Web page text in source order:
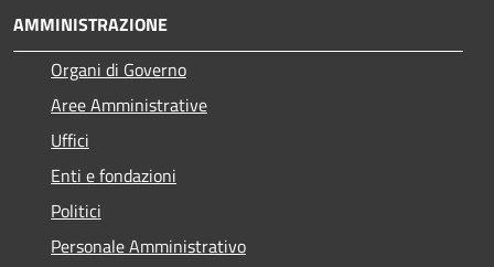
AMMINISTRAZIONE
Organi di Governo
Aree Amministrative
Uffici
Enti e fondazioni
Politici
Personale Amministrativo